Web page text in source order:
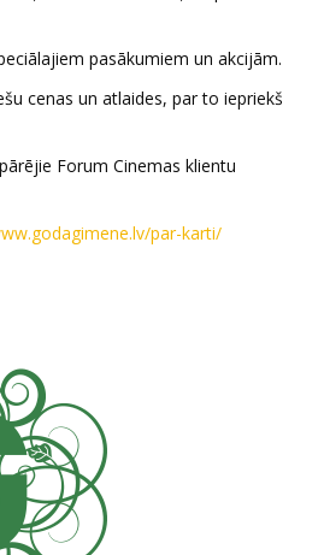
pasākumiem un akcijām.
cenas un atlaides, par to iepriekš
Forum Cinemas klientu
par-karti/